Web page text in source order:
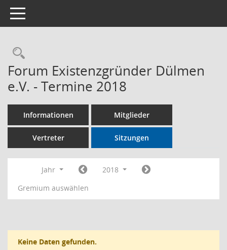
Toggle navigation
Rechercheauswahl
Forum Existenzgründer Dülmen
e.V. - Termine 2018
Informationen Mitglieder
Vertreter Sitzungen
Jahr
2018
Gremium auswählen
Keine Daten gefunden.